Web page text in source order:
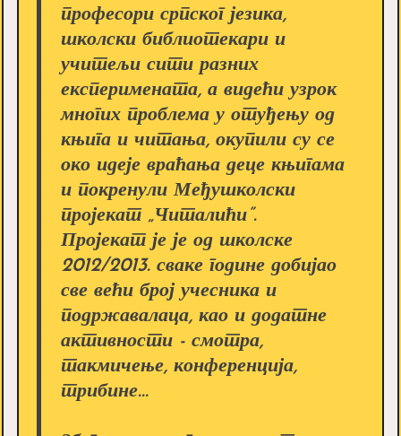
професори српског језика,
школски библиотекари и
учитељи сити разних
експеримената, а видећи узрок
многих проблема у отуђењу од
књига и читања, окупили су се
око идеје враћања деце књигама
и покренули Међушколски
пројекат „Читалићи”.
Пројекат је је од школске
2012/2013. сваке године добијао
све већи број учесника и
подржавалаца, као и додатне
активности - смотра,
такмичење, конференција,
трибине...